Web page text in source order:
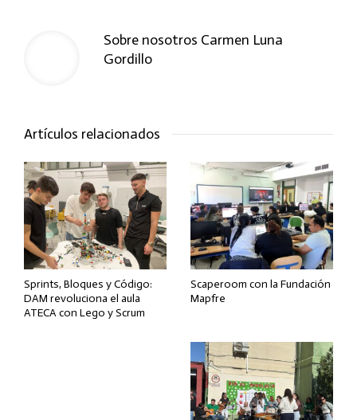
Sobre nosotros Carmen Luna
Gordillo
Artículos relacionados
Sprints, Bloques y Código:
DAM revoluciona el aula
ATECA con Lego y Scrum
Scaperoom con la Fundación
Mapfre